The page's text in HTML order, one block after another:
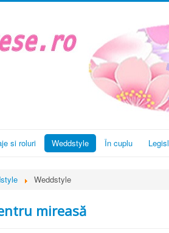
si roluri Weddstyle În cuplu
Weddstyle
mireasă